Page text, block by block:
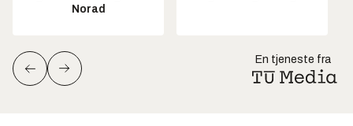
Norad
En tjeneste fra